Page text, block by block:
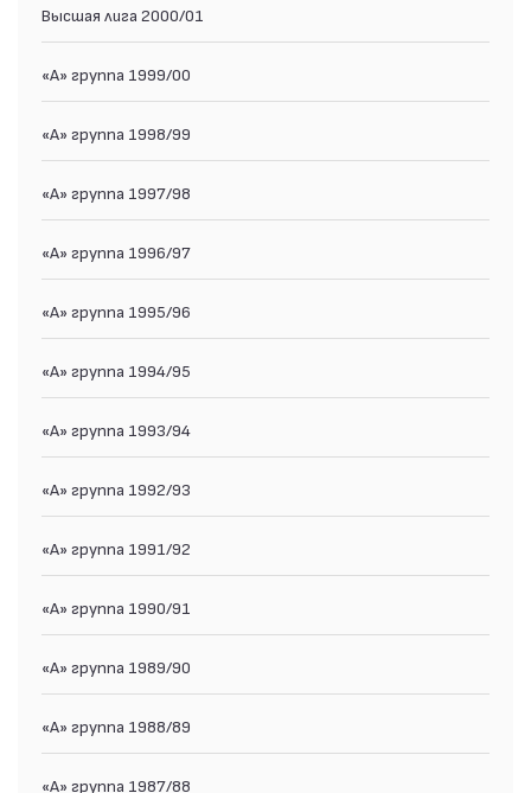
Высшая лига 2000/01
«А» группа 1999/00
«А» группа 1998/99
«А» группа 1997/98
«А» группа 1996/97
«А» группа 1995/96
«А» группа 1994/95
«А» группа 1993/94
«А» группа 1992/93
«А» группа 1991/92
«А» группа 1990/91
«А» группа 1989/90
«А» группа 1988/89
«А» группа 1987/88